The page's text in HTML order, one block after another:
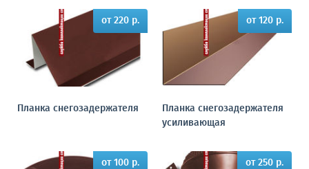
от 220 р.
Планка снегозадержателя
от 120 р.
Планка снегозадержателя
усиливающая
от 100 р. от 250 р.